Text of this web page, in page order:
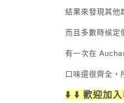
結果來發現其他
而且多數時候定
有一次在
口味還很齊全，
⬇️ ⬇️ 歡迎加